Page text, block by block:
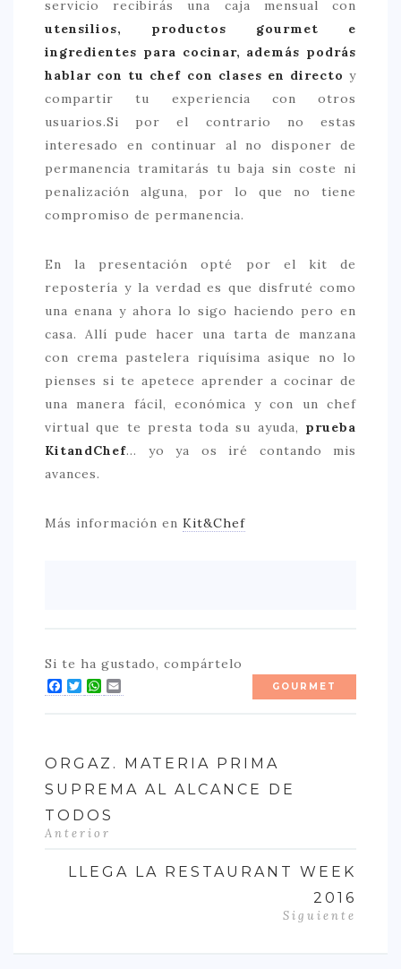
servicio recibirás una caja mensual con
utensilios, productos gourmet e
ingredientes para cocinar, además podrás
hablar con tu chef con clases en directo y
compartir tu experiencia con otros
usuarios.Si por el contrario no estas
interesado en continuar al no disponer de
permanencia tramitarás tu baja sin coste ni
penalización alguna, por lo que no tiene
compromiso de permanencia.
En la presentación opté por el kit de
repostería y la verdad es que disfruté como
una enana y ahora lo sigo haciendo pero en
casa. Allí pude hacer una tarta de manzana
con crema pastelera riquísima asique no lo
pienses si te apetece aprender a cocinar de
una manera fácil, económica y con un chef
virtual que te presta toda su ayuda, prueba
KitandChef… yo ya os iré contando mis
avances.
Más información en Kit&Chef
Si te ha gustado, compártelo
Facebook
TwitterWhatsApp GOURMET
ORGAZ. MATERIA PRIMA
SUPREMA AL ALCANCE DE
TODOS
Anterior
LLEGA LA RESTAURANT WEEK
2016
Siguiente